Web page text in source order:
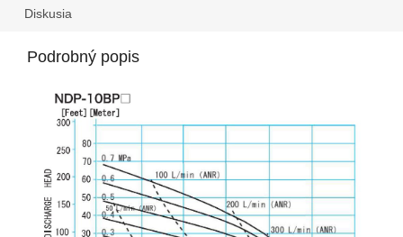
Diskusia
Podrobný popis